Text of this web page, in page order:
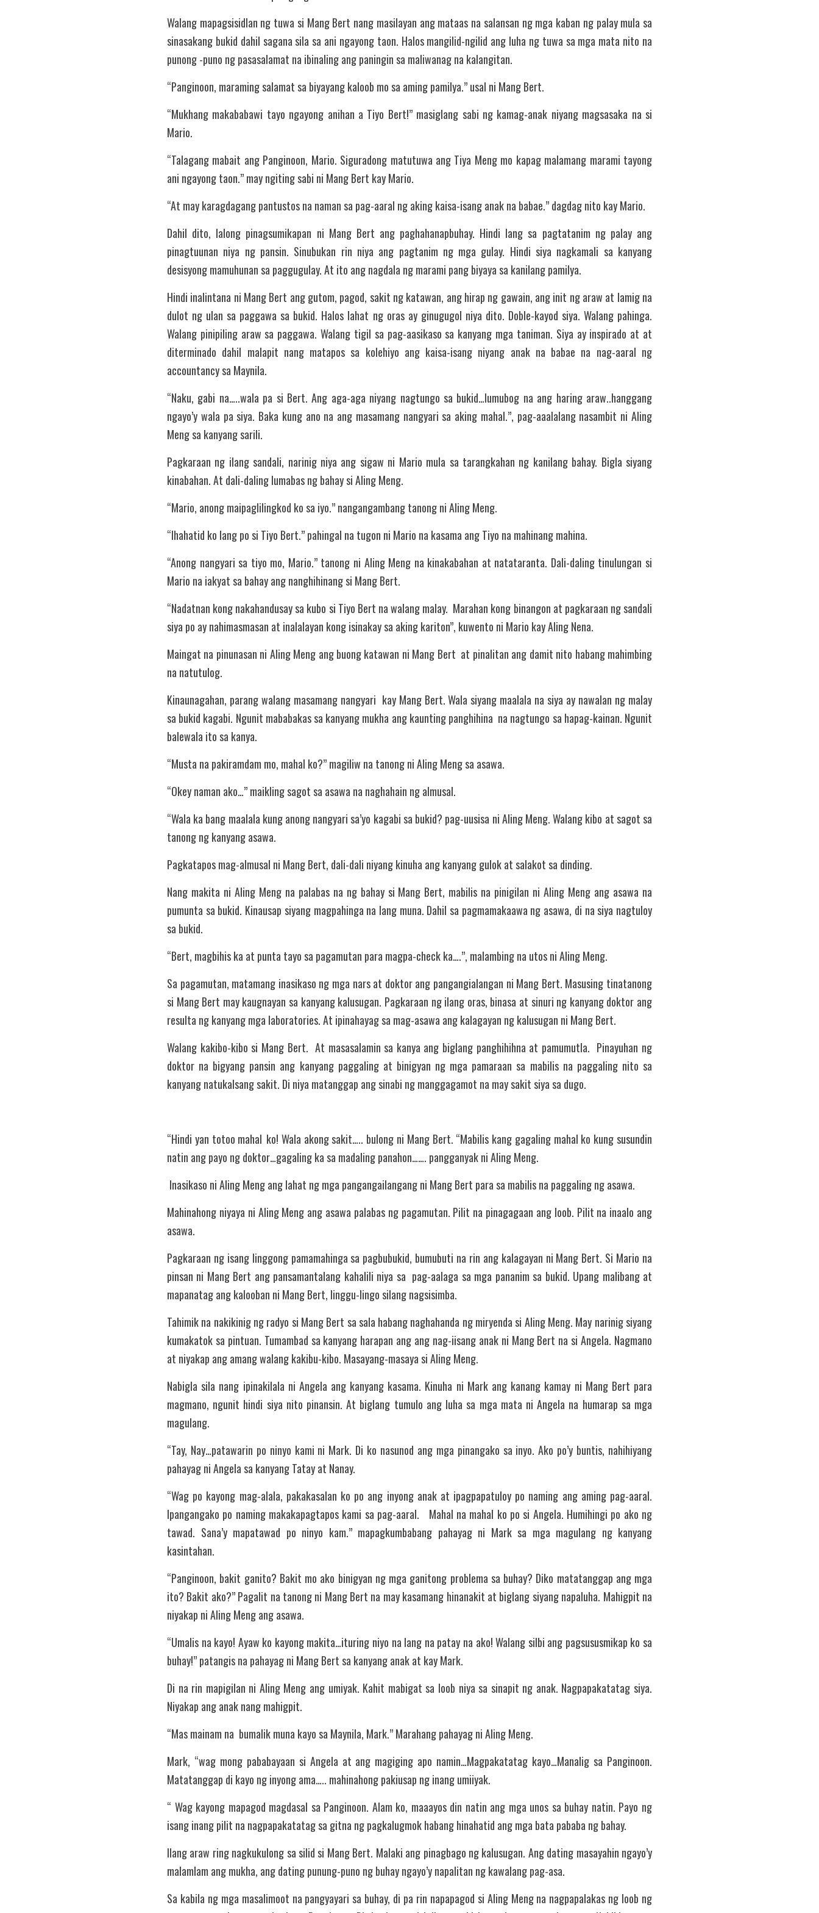
Walang mapagsisidlan ng tuwa si Mang Bert nang masilayan ang mataas na salansan ng mga kaban ng palay mula sa
sinasakang bukid dahil sagana sila sa ani ngayong taon. Halos mangilid-ngilid ang luha ng tuwa sa mga mata nito na
punong -puno ng pasasalamat na ibinaling ang paningin sa maliwanag na kalangitan.
“Panginoon, maraming salamat sa biyayang kaloob mo sa aming pamilya.” usal ni Mang Bert.
“Mukhang makababawi tayo ngayong anihan a Tiyo Bert!” masiglang sabi ng kamag-anak niyang magsasaka na si
Mario.
“Talagang mabait ang Panginoon, Mario. Siguradong matutuwa ang Tiya Meng mo kapag malamang marami tayong
ani ngayong taon.” may ngiting sabi ni Mang Bert kay Mario.
“At may karagdagang pantustos na naman sa pag-aaral ng aking kaisa-isang anak na babae.” dagdag nito kay Mario.
Dahil dito, lalong pinagsumikapan ni Mang Bert ang paghahanapbuhay. Hindi lang sa pagtatanim ng palay ang
pinagtuunan niya ng pansin. Sinubukan rin niya ang pagtanim ng mga gulay. Hindi siya nagkamali sa kanyang
desisyong mamuhunan sa paggugulay. At ito ang nagdala ng marami pang biyaya sa kanilang pamilya.
Hindi inalintana ni Mang Bert ang gutom, pagod, sakit ng katawan, ang hirap ng gawain, ang init ng araw at lamig na
dulot ng ulan sa paggawa sa bukid. Halos lahat ng oras ay ginugugol niya dito. Doble-kayod siya. Walang pahinga.
Walang pinipiling araw sa paggawa. Walang tigil sa pag-aasikaso sa kanyang mga taniman. Siya ay inspirado at at
diterminado dahil malapit nang matapos sa kolehiyo ang kaisa-isang niyang anak na babae na nag-aaral ng
accountancy sa Maynila.
“Naku, gabi na…..wala pa si Bert. Ang aga-aga niyang nagtungo sa bukid…lumubog na ang haring araw..hanggang
ngayo’y wala pa siya. Baka kung ano na ang masamang nangyari sa aking mahal.”, pag-aaalalang nasambit ni Aling
Meng sa kanyang sarili.
Pagkaraan ng ilang sandali, narinig niya ang sigaw ni Mario mula sa tarangkahan ng kanilang bahay. Bigla siyang
kinabahan. At dali-daling lumabas ng bahay si Aling Meng.
“Mario, anong maipaglilingkod ko sa iyo.” nangangambang tanong ni Aling Meng.
“Ihahatid ko lang po si Tiyo Bert.” pahingal na tugon ni Mario na kasama ang Tiyo na mahinang mahina.
“Anong nangyari sa tiyo mo, Mario.” tanong ni Aling Meng na kinakabahan at natataranta. Dali-daling tinulungan si
Mario na iakyat sa bahay ang nanghihinang si Mang Bert.
“Nadatnan kong nakahandusay sa kubo si Tiyo Bert na walang malay.  Marahan kong binangon at pagkaraan ng sandali
siya po ay nahimasmasan at inalalayan kong isinakay sa aking kariton”, kuwento ni Mario kay Aling Nena.
Maingat na pinunasan ni Aling Meng ang buong katawan ni Mang Bert  at pinalitan ang damit nito habang mahimbing
na natutulog.
Kinaunagahan, parang walang masamang nangyari  kay Mang Bert. Wala siyang maalala na siya ay nawalan ng malay
sa bukid kagabi. Ngunit mababakas sa kanyang mukha ang kaunting panghihina  na nagtungo sa hapag-kainan. Ngunit
balewala ito sa kanya.
“Musta na pakiramdam mo, mahal ko?” magiliw na tanong ni Aling Meng sa asawa.
“Okey naman ako…” maikling sagot sa asawa na naghahain ng almusal.
“Wala ka bang maalala kung anong nangyari sa’yo kagabi sa bukid? pag-uusisa ni Aling Meng. Walang kibo at sagot sa
tanong ng kanyang asawa.
Pagkatapos mag-almusal ni Mang Bert, dali-dali niyang kinuha ang kanyang gulok at salakot sa dinding.
Nang makita ni Aling Meng na palabas na ng bahay si Mang Bert, mabilis na pinigilan ni Aling Meng ang asawa na
pumunta sa bukid. Kinausap siyang magpahinga na lang muna. Dahil sa pagmamakaawa ng asawa, di na siya nagtuloy
sa bukid.
“Bert, magbihis ka at punta tayo sa pagamutan para magpa-check ka….”, malambing na utos ni Aling Meng.
Sa pagamutan, matamang inasikaso ng mga nars at doktor ang pangangialangan ni Mang Bert. Masusing tinatanong
si Mang Bert may kaugnayan sa kanyang kalusugan. Pagkaraan ng ilang oras, binasa at sinuri ng kanyang doktor ang
resulta ng kanyang mga laboratories. At ipinahayag sa mag-asawa ang kalagayan ng kalusugan ni Mang Bert.
Walang kakibo-kibo si Mang Bert.  At masasalamin sa kanya ang biglang panghihihna at pamumutla.  Pinayuhan ng
doktor na bigyang pansin ang kanyang paggaling at binigyan ng mga pamaraan sa mabilis na paggaling nito sa
kanyang natukalsang sakit. Di niya matanggap ang sinabi ng manggagamot na may sakit siya sa dugo.
“Hindi yan totoo mahal	ko! Wala akong sakit….. bulong ni Mang Bert. “Mabilis kang gagaling mahal ko kung susundin
natin ang payo ng doktor…gagaling ka sa madaling panahon……. pangganyak ni Aling Meng.
Inasikaso ni Aling Meng ang lahat ng mga pangangailangang ni Mang Bert para sa mabilis na paggaling ng asawa.
Mahinahong niyaya ni Aling Meng ang asawa palabas ng pagamutan. Pilit na pinagagaan ang loob. Pilit na inaalo ang
asawa.
Pagkaraan ng isang linggong pamamahinga sa pagbubukid, bumubuti na rin ang kalagayan ni Mang Bert. Si Mario na
pinsan ni Mang Bert ang pansamantalang kahalili niya sa  pag-aalaga sa mga pananim sa bukid. Upang malibang at
mapanatag ang kalooban ni Mang Bert, linggu-lingo silang nagsisimba.
Tahimik na nakikinig ng radyo si Mang Bert sa sala habang naghahanda ng miryenda si Aling Meng. May narinig siyang
kumakatok sa pintuan. Tumambad sa kanyang harapan ang ang nag-iisang anak ni Mang Bert na si Angela. Nagmano
at niyakap ang amang walang kakibu-kibo. Masayang-masaya si Aling Meng.
Nabigla sila nang ipinakilala ni Angela ang kanyang kasama. Kinuha ni Mark ang kanang kamay ni Mang Bert para
magmano, ngunit hindi siya nito pinansin. At biglang tumulo ang luha sa mga mata ni Angela na humarap sa mga
magulang.
“Tay, Nay…patawarin po ninyo kami ni Mark. Di ko nasunod ang mga pinangako sa inyo. Ako po’y buntis, nahihiyang
pahayag ni Angela sa kanyang Tatay at Nanay.
“Wag po kayong mag-alala, pakakasalan ko po ang inyong anak at ipagpapatuloy po naming ang aming pag-aaral.
Ipangangako po naming makakapagtapos kami sa pag-aaral.   Mahal na mahal ko po si Angela. Humihingi po ako ng
tawad. Sana’y mapatawad po ninyo kam.” mapagkumbabang pahayag ni Mark sa mga magulang ng kanyang
kasintahan.
“Panginoon, bakit ganito? Bakit mo ako binigyan ng mga ganitong problema sa buhay? Diko matatanggap ang mga
ito? Bakit ako?” Pagalit na tanong ni Mang Bert na may kasamang hinanakit at biglang siyang napaluha. Mahigpit na
niyakap ni Aling Meng ang asawa.
“Umalis na kayo! Ayaw ko kayong makita…ituring niyo na lang na patay na ako! Walang silbi ang pagsususmikap ko sa
buhay!” patangis na pahayag ni Mang Bert sa kanyang anak at kay Mark.
Di na rin mapigilan ni Aling Meng ang umiyak. Kahit mabigat sa loob niya sa sinapit ng anak. Nagpapakatatag siya.
Niyakap ang anak nang mahigpit.
“Mas mainam na  bumalik muna kayo sa Maynila, Mark.” Marahang pahayag ni Aling Meng.
Mark, “wag mong pababayaan si Angela at ang magiging apo namin…Magpakatatag kayo…Manalig sa Panginoon.
Matatanggap di kayo ng inyong ama….. mahinahong pakiusap ng inang umiiyak.
“ Wag kayong mapagod magdasal sa Panginoon. Alam ko, maaayos din natin ang mga unos sa buhay natin. Payo ng
isang inang pilit na nagpapakatatag sa gitna ng pagkalugmok habang hinahatid ang mga bata pababa ng bahay.
Ilang araw ring nagkukulong sa silid si Mang Bert. Malaki ang pinagbago ng kalusugan. Ang dating masayahin ngayo’y
malamlam ang mukha, ang dating punung-puno ng buhay ngayo’y napalitan ng kawalang pag-asa.
Sa kabila ng mga masalimoot na pangyayari sa buhay, di pa rin napapagod si Aling Meng na nagpapalakas ng loob ng